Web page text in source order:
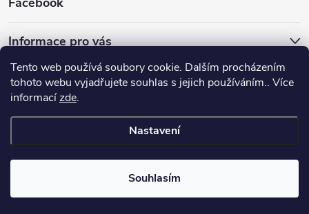
Tento web používá soubory cookie. Dalším procházením
tohoto webu vyjadřujete souhlas s jejich používáním.. Více
informacízde.
Nastavení
Souhlasím
Informace pro vás
nastavení cookies